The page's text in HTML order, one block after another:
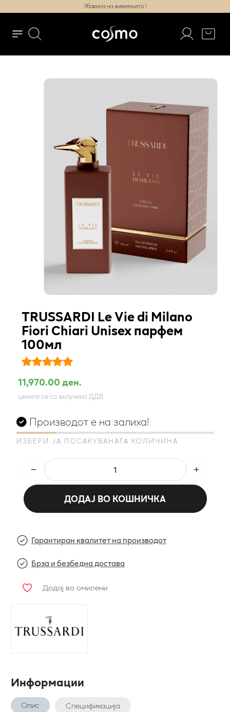
Убавина на живеењето !
TRUSSARDI Le Vie di Milano
Fiori Chiari Unisex парфем
100мл
11,970.00 ден.
цените се со вклучено ДДВ
Производот е на залиха!
ИЗБЕРИ ЈА ПОСАКУВАНАТА КОЛИЧИНА
ДОДАЈ ВО КОШНИЧКА
Гарантиран квалитет на производот
Брза и безбедна достава
Додај во омилени
Информации
Опис Спецификација